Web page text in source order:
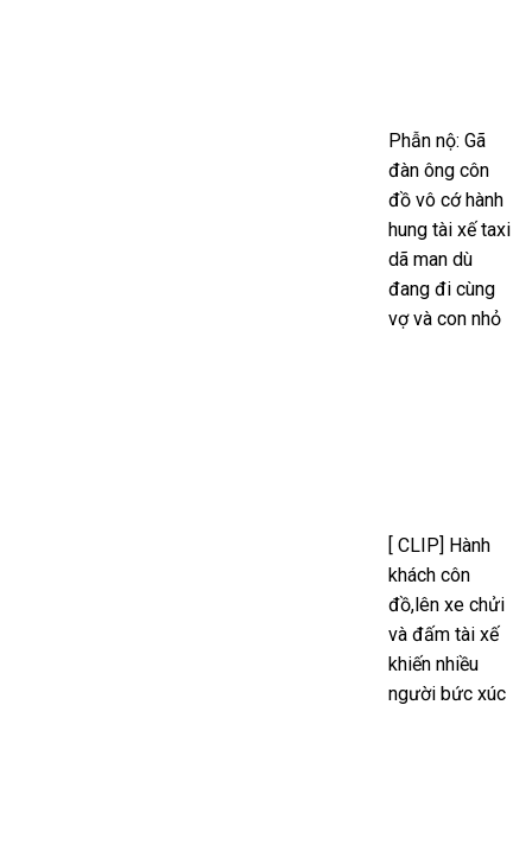
Phẫn nộ: Gã
đàn ông côn
đồ vô cớ hành
hung tài xế taxi
dã man dù
đang đi cùng
vợ và con nhỏ
[ CLIP] Hành
khách côn
đồ,lên xe chửi
và đấm tài xế
khiến nhiều
người bức xúc